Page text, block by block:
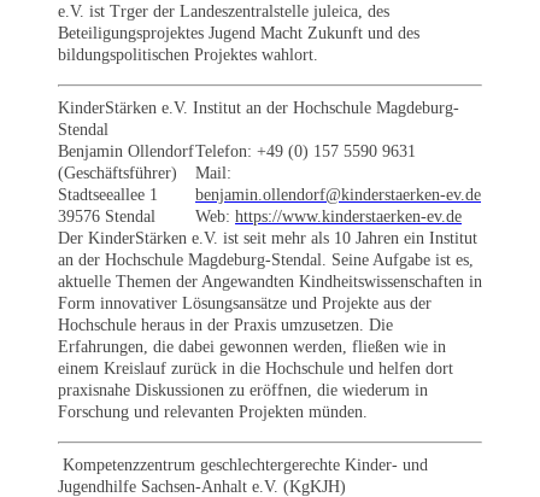
e.V. ist Trger der Landeszentralstelle juleica, des
Beteiligungsprojektes Jugend Macht Zukunft und des
bildungspolitischen Projektes wahlort.
KinderStärken e.V. Institut an der Hochschule Magdeburg-
Stendal
Benjamin Ollendorf
(Geschäftsführer)
Stadtseeallee 1
39576 Stendal
Telefon: +49 (0) 157 5590 9631
Mail:
benjamin.ollendorf@kinderstaerken-ev.de
Web: https://www.kinderstaerken-ev.de
Der KinderStärken e.V. ist seit mehr als 10 Jahren ein Institut
an der Hochschule Magdeburg-Stendal. Seine Aufgabe ist es,
aktuelle Themen der Angewandten Kindheitswissenschaften in
Form innovativer Lösungsansätze und Projekte aus der
Hochschule heraus in der Praxis umzusetzen. Die
Erfahrungen, die dabei gewonnen werden, fließen wie in
einem Kreislauf zurück in die Hochschule und helfen dort
praxisnahe Diskussionen zu eröffnen, die wiederum in
Forschung und relevanten Projekten münden.
Kompetenzzentrum geschlechtergerechte Kinder- und
Jugendhilfe Sachsen-Anhalt e.V. (KgKJH)